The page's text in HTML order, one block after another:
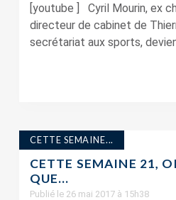
[youtube ] Cyril Mourin, ex
directeur de cabinet de
secrétariat aux sports,
CETTE SEMAINE...
CETTE SEMAINE 21,
QUE…
Publié le 26 mai 2017 à 15h38